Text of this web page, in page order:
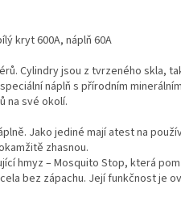
kryt 600A, náplň 60A
Cylindry jsou z tvrzeného skla,
náplň s přírodním
na své okolí.
Jako jediné mají atest na
zhasnou.
hmyz – Mosquito Stop, která
bez zápachu. Její funkčnost je